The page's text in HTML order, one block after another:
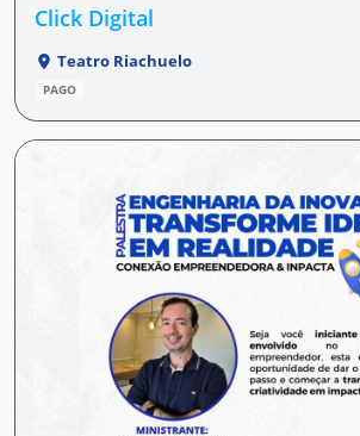
Click Digital
Teatro Riachuelo
PAGO